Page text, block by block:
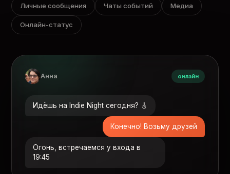
Личные сообщения Чаты событий Медиа
Онлайн-статус
Анна онлайн
Идёшь на Indie Night сегодня? 🎸
Конечно! Возьму друзей
Огонь, встречаемся у входа в
19:45